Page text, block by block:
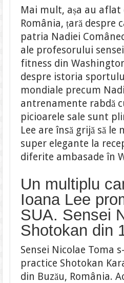
Mai mult, așa au
România, țară despre
patria Nadiei
ale profesorului
fitness din
despre istoria
mondiale precum
antrenamente rabdă
picioarele sale sunt
Lee are însă grijă să
super elegante la
diferite ambasade în
Un multiplu
Ioana Lee
SUA. Sensei
Shotokan din
Sensei Nicolae Toma
practice Shotokan
din Buzău, România.